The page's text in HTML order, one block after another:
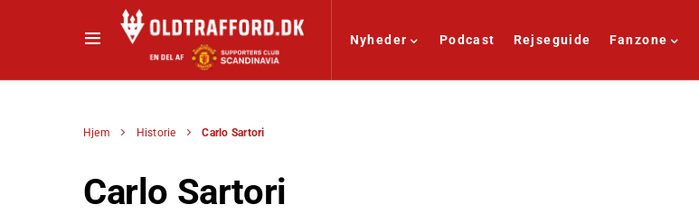
Nyheder Podcast Rejseguide Fanzone
Hjem Historie Carlo Sartori
Carlo Sartori